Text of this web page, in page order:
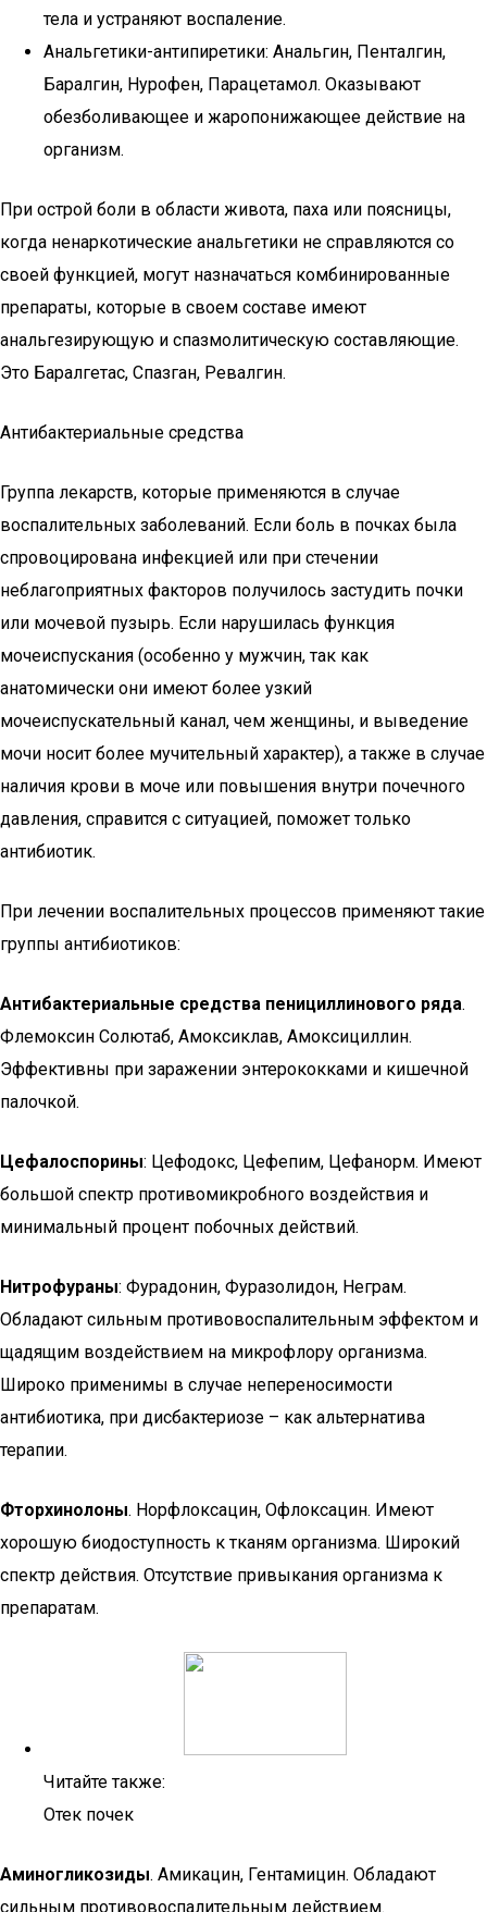
тела и устраняют воспаление.
Анальгетики-антипиретики: Анальгин, Пенталгин,
Баралгин, Нурофен, Парацетамол. Оказывают
обезболивающее и жаропонижающее действие на
организм.
При острой боли в области живота, паха или поясницы,
когда ненаркотические анальгетики не справляются со
своей функцией, могут назначаться комбинированные
препараты, которые в своем составе имеют
анальгезирующую и спазмолитическую составляющие.
Это Баралгетас, Спазган, Ревалгин.
Антибактериальные средства
Группа лекарств, которые применяются в случае
воспалительных заболеваний. Если боль в почках была
спровоцирована инфекцией или при стечении
неблагоприятных факторов получилось застудить почки
или мочевой пузырь. Если нарушилась функция
мочеиспускания (особенно у мужчин, так как
анатомически они имеют более узкий
мочеиспускательный канал, чем женщины, и выведение
мочи носит более мучительный характер), а также в случае
наличия крови в моче или повышения внутри почечного
давления, справится с ситуацией, поможет только
антибиотик.
При лечении воспалительных процессов применяют такие
группы антибиотиков:
Антибактериальные средства пенициллинового ряда.
Флемоксин Солютаб, Амоксиклав, Амоксициллин.
Эффективны при заражении энтерококками и кишечной
палочкой.
Цефалоспорины: Цефодокс, Цефепим, Цефанорм. Имеют
большой спектр противомикробного воздействия и
минимальный процент побочных действий.
Нитрофураны: Фурадонин, Фуразолидон, Неграм.
Обладают сильным противовоспалительным эффектом и
щадящим воздействием на микрофлору организма.
Широко применимы в случае непереносимости
антибиотика, при дисбактериозе – как альтернатива
терапии.
Фторхинолоны. Норфлоксацин, Офлоксацин. Имеют
хорошую биодоступность к тканям организма. Широкий
спектр действия. Отсутствие привыкания организма к
препаратам.
Читайте также:
Отек почек
Аминогликозиды. Амикацин, Гентамицин. Обладают
сильным противовоспалительным действием.